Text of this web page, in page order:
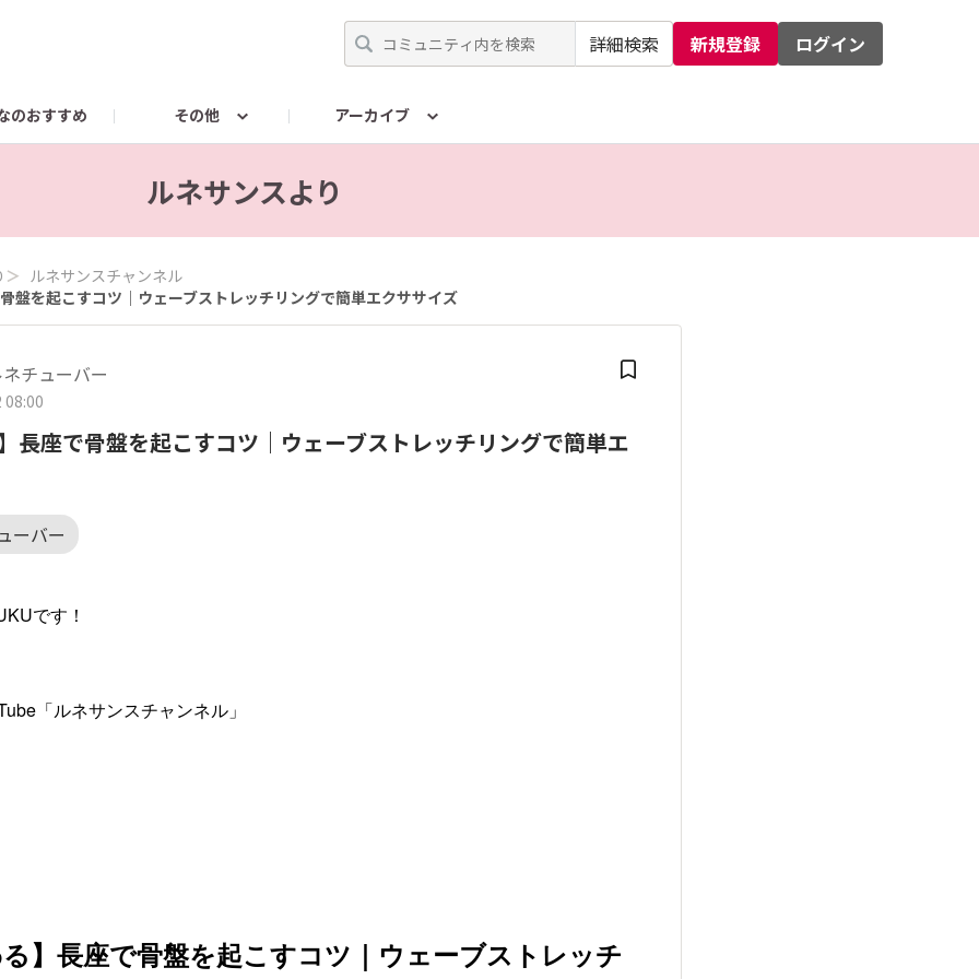
詳細検索 新規登録 ログイン
のおすすめ その他 アーカイブ
ルネサンスより
＞ ルネサンスチャンネル
盤を起こすコツ｜ウェーブストレッチリングで簡単エクササイズ
チューバー
長座で骨盤を起こすコツ｜ウェーブストレッチリングで簡単エ
ーバー
です！
「ルネサンスチャンネル」
】長座で骨盤を起こすコツ｜ウェーブストレッチ